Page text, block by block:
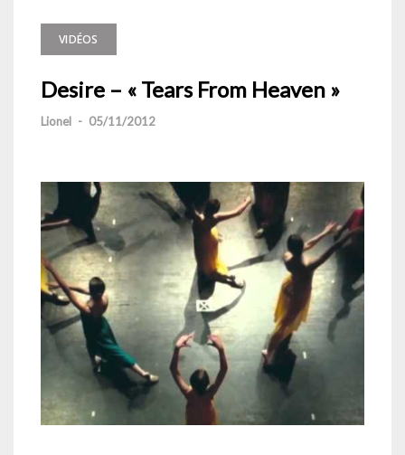
VIDÉOS
Desire – « Tears From Heaven »
Lionel - 05/11/2012